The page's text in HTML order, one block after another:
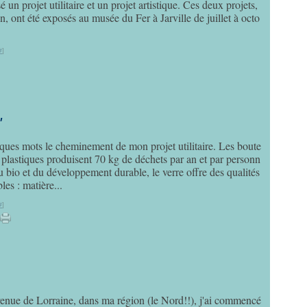
un projet utilitaire et un projet artistique. Ces deux projets,
ont été exposés au musée du Fer à Jarville de juillet à octo
]
mots le cheminement de mon projet utilitaire. Les boute
produisent 70 kg de déchets par an et par personn
bio et du développement durable, le verre offre des qualités
: matière...
]
de Lorraine, dans ma région (le Nord!!), j'ai commencé